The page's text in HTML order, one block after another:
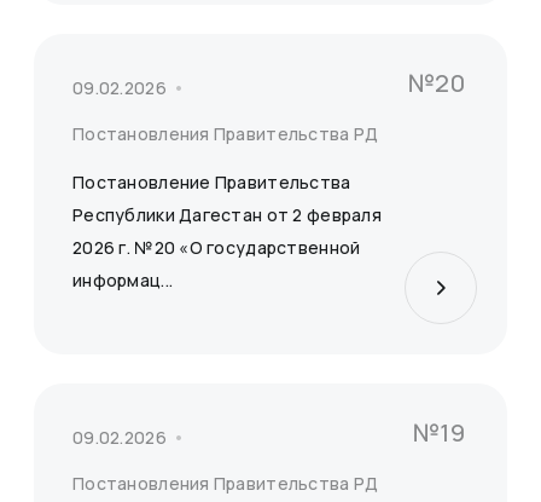
09.02.2026
Постановления Правительства РД
№20
Постановление Правительства
Республики Дагестан от 2 февраля
2026 г. №20 «О государственной
информац...
09.02.2026
Постановления Правительства РД
№19